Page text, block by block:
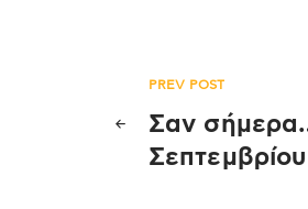
PREV POST
Σαν
Σεπτεμβρίου